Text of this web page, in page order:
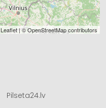
Leaflet| ©OpenStreetMapcontributors
Pilseta24.lv